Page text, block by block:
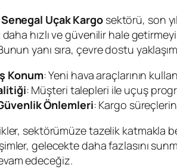
Senegal Uçak Kargosektörü, son
daha hızlı ve güvenilir hale
yanı sıra, çevre dostu
Konum: Yeni hava araçlarının
: Müşteri talepleri ile uçuş
Önlemleri: Kargo
sektörümüze tazelik katmakla
gelecekte daha fazlasını
edeceğiz.